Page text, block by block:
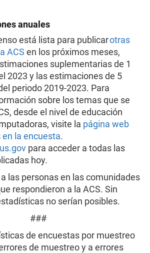
anuales
está lista para publicarotras
ACS en los próximos meses,
suplementarias de 1
2023 y las estimaciones de 5
periodo 2019-2023. Para
sobre los temas que se
desde el nivel de educación
visite la página web
la encuesta.
para acceder a todas las
hoy.
las personas en las comunidades
respondieron a la ACS. Sin
no serían posibles.
###
de encuestas por muestreo
de muestreo y a errores